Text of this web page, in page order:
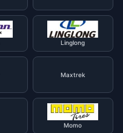
Linglong
Maxtrek
Momo